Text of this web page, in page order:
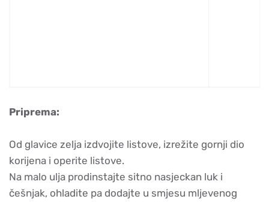
Priprema:
Od glavice zelja izdvojite listove, izrežite gornji dio
korijena i operite listove.
Na malo ulja prodinstajte sitno nasjeckan luk i
češnjak, ohladite pa dodajte u smjesu mljevenog